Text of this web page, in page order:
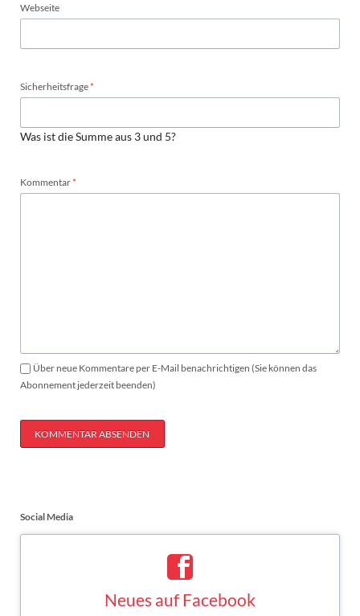
Webseite
Pflichtfeld
Sicherheitsfrage*
Was ist die Summe aus 3 und 5?
Pflichtfeld
Kommentar*
Über neue Kommentare per E-Mail benachrichtigen (Sie können das
Abonnement jederzeit beenden)
KOMMENTAR ABSENDEN
Social Media